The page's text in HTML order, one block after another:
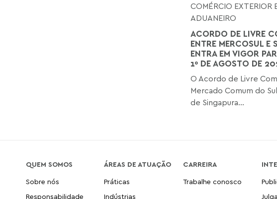
COMÉRCIO EXTERIOR
ADUANEIRO
ACORDO DE LIVRE
ENTRE MERCOSUL E
ENTRA EM VIGOR
1º DE AGOSTO DE
O Acordo de Livre
Mercado Comum do
de Singapura...
QUEM SOMOS
Sobre nós
Responsabilidade
ÁREAS DE ATUAÇÃO
Práticas
Indústrias
CARREIRA
Trabalhe conosco